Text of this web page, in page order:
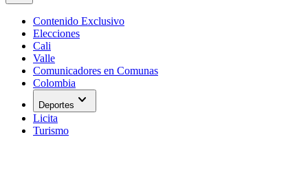
Contenido Exclusivo
Elecciones
Cali
Valle
Comunicadores en Comunas
Colombia
Deportes expand_more
Licita
Turismo